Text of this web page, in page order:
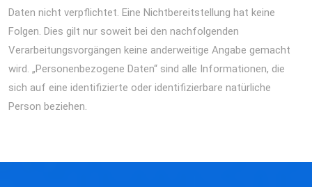
Daten nicht verpflichtet. Eine Nichtbereitstellung hat keine
Folgen. Dies gilt nur soweit bei den nachfolgenden
Verarbeitungsvorgängen keine anderweitige Angabe gemacht
wird. „Personenbezogene Daten“ sind alle Informationen, die
sich auf eine identifizierte oder identifizierbare natürliche
Person beziehen.